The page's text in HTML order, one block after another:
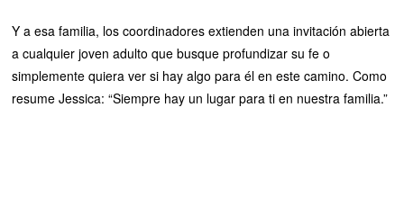
Y a esa familia, los coordinadores extienden una invitación abierta
a cualquier joven adulto que busque profundizar su fe o
simplemente quiera ver si hay algo para él en este camino. Como
resume Jessica: “Siempre hay un lugar para ti en nuestra familia.”